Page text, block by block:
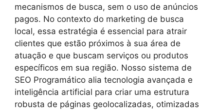
mecanismos de busca, sem o uso de anúncios
pagos. No contexto do marketing de busca
local, essa estratégia é essencial para atrair
clientes que estão próximos à sua área de
atuação e que buscam serviços ou produtos
específicos em sua região. Nosso sistema de
SEO Programático alia tecnologia avançada e
inteligência artificial para criar uma estrutura
robusta de páginas geolocalizadas, otimizadas